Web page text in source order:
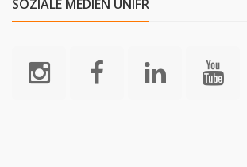
SOZIALE MEDIEN UNIFR